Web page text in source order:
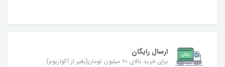
ارسال رایگان
برای خرید بالای ۲۰ میلیون تومان(بغیر از آکواریوم)